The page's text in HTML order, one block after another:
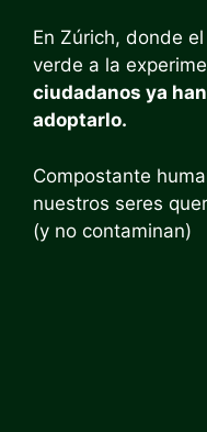
En Zúrich, donde
verde a la
ciudadanos ya
adoptarlo.
Compostante
nuestros seres
(y no contaminan)